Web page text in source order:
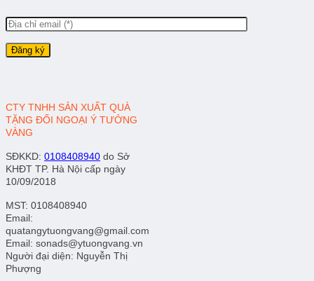
CTY TNHH SẢN XUẤT QUÀ
TẶNG ĐỐI NGOẠI Ý TƯỞNG
VÀNG
SĐKKD: 0108408940 do Sở
KHĐT TP. Hà Nội cấp ngày
10/09/2018
MST: 0108408940
Email:
quatangytuongvang@gmail.com
Email: sonads@ytuongvang.vn
Người đại diện: Nguyễn Thị
Phượng